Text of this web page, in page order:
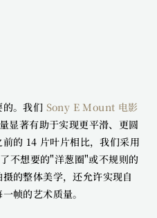
。我们 Sony E Mount 电影
显著有助于实现更平滑、更圆
的 14 片叶片相比，我们采用
不想要的"洋葱圈"或不规则的
的整体美学，还允许实现自
帧的艺术质量。